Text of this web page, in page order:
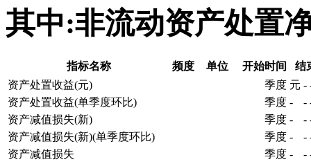
其中:非流动资产处置
指标名称 频度 单位 开始时间
结
资产处置收益(元)
季度 元 -
资产处置收益(单季度环比)
季度 - -
资产减值损失(新)
季度 - -
资产减值损失(新)(单季度环比)
季度 - -
资产减值损失
季度 - -